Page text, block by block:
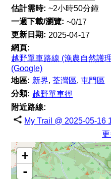
估計需時: ~2小時50分鐘
一週下載/瀏覽: ~0/17
更新日期: 2025-04-17
網頁:
越野單車路線 (漁農自然護
(Google)
地區: 新界,荃灣區,屯門區
分類: 越野單車徑
附近路線:
My Trail @ 2025-05-16
更
+
-